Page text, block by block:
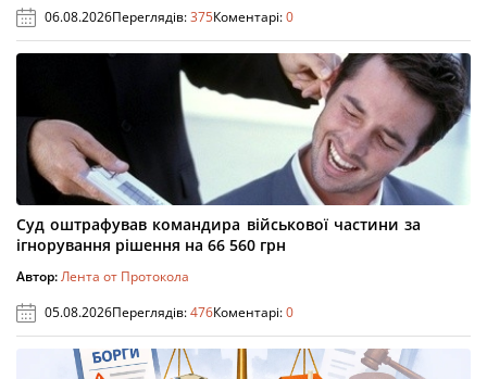
06.08.2026Переглядів:375Коментарі:0
Суд оштрафував командира військової частини за
ігнорування рішення на 66 560 грн
Автор:Лента от Протокола
05.08.2026Переглядів:476Коментарі:0